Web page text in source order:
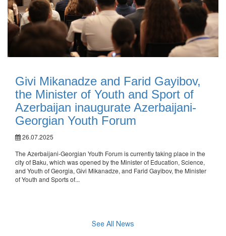
Givi Mikanadze and Farid Gayibov,
the Minister of Youth and Sport of
Azerbaijan inaugurate Azerbaijani-
Georgian Youth Forum
26.07.2025
The Azerbaijani-Georgian Youth Forum is currently taking place in the
city of Baku, which was opened by the Minister of Education, Science,
and Youth of Georgia, Givi Mikanadze, and Farid Gayibov, the Minister
of Youth and Sports of...
See All News